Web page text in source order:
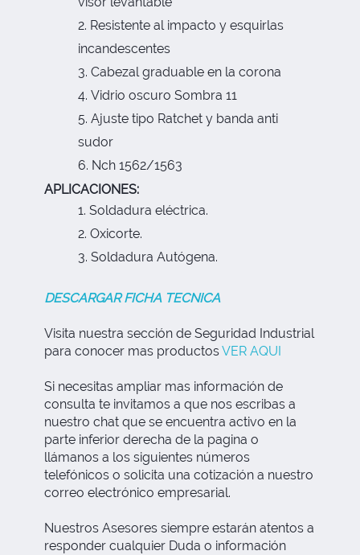
Resistente al impacto y esquirlas
incandescentes
Cabezal graduable en la corona
Vidrio oscuro Sombra 11
Ajuste tipo Ratchet y banda anti
sudor
Nch 1562/1563
APLICACIONES:
Soldadura eléctrica.
Oxicorte.
Soldadura Autógena.
DESCARGAR FICHA TECNICA
Visita nuestra sección de Seguridad Industrial
para conocer mas productosVER AQUI
Si necesitas ampliar mas información de
consulta te invitamos a que nos escribas a
nuestro chat que se encuentra activo en la
parte inferior derecha de la pagina o
llámanos a los siguientes números
telefónicos o solicita una cotización a nuestro
correo electrónico empresarial.
Nuestros Asesores siempre estarán atentos a
responder cualquier Duda o información